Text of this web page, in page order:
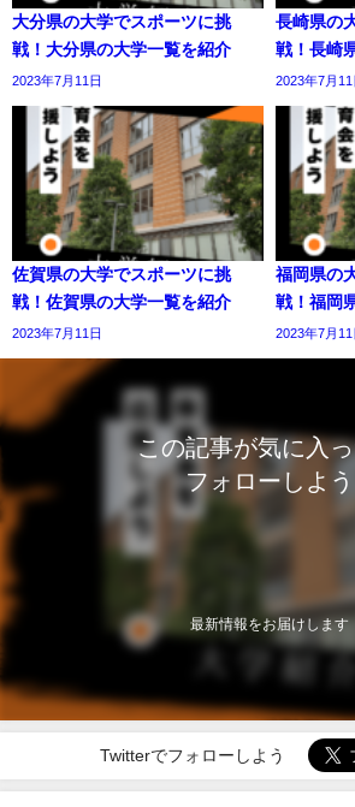
大分県の大学でスポーツに挑
戦！大分県の大学一覧を紹介
2023年7月11日
長崎県の
戦！長崎
2023年7月11
佐賀県の大学でスポーツに挑
戦！佐賀県の大学一覧を紹介
2023年7月11日
福岡県の
戦！福岡
2023年7月11
この記事が気に入
フォローしよう
最新情報をお届けします
Twitterでフォローしよう